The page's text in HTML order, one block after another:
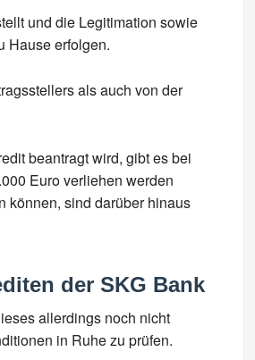
und die Legitimation sowie
Hause erfolgen.
als auch von der
beantragt wird, gibt es bei
Euro verliehen werden
können, sind darüber hinaus
der SKG Bank
allerdings noch nicht
in Ruhe zu prüfen.